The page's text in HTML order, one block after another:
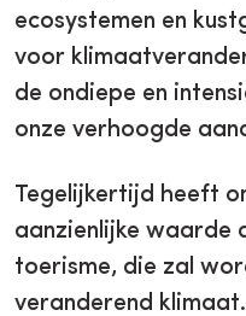
ecosystemen en
voor
de ondiepe en
onze verhoogde
Tegelijkertijd heeft
aanzienlijke waarde
toerisme, die zal
veranderend